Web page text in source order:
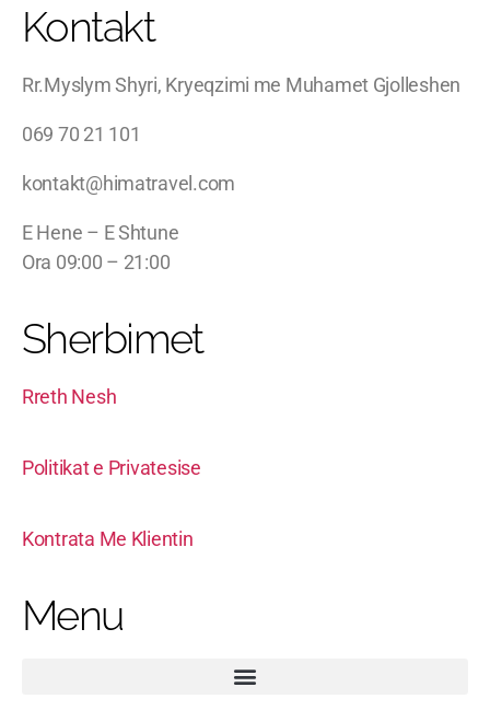
Kontakt
Rr.Myslym Shyri, Kryeqzimi me Muhamet Gjolleshen
069 70 21 101
kontakt@himatravel.com
E Hene – E Shtune
Ora 09:00 – 21:00
Sherbimet
Rreth Nesh
Politikat e Privatesise
Kontrata Me Klientin
Menu